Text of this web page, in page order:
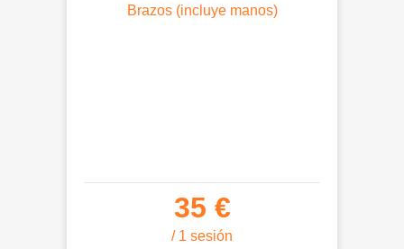
Brazos (incluye manos)
35 €
/ 1 sesión